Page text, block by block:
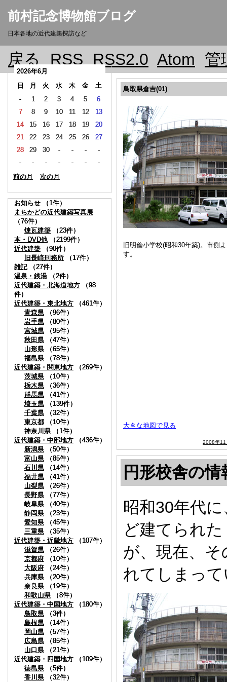
前村記念博物館ブログ
日本各地の近代建築探訪など
戻る RSS RSS2.0 Atom 管
2026年6月
日
月 火 水 木 金
土
-
1 2 3 4 5
6
7
8 9 10 11 12
13
14
15 16 17 18 19
20
21
22 23 24 25 26
27
28
29 30 - - -
-
-
- - - - -
-
前の月
次の月
お知らせ （1件）
まちかどの近代建築写真展
（76件）
煉瓦建築 （23件）
本・DVD他 （2199件）
近代建築 （90件）
旧長崎刑務所 （17件）
雑記 （27件）
温泉・銭湯 （2件）
近代建築・北海道地方 （98
件）
近代建築・東北地方 （461件）
青森県 （96件）
岩手県 （80件）
宮城県 （95件）
秋田県 （47件）
山形県 （65件）
福島県 （78件）
近代建築・関東地方 （269件）
茨城県 （10件）
栃木県 （36件）
群馬県 （41件）
埼玉県 （139件）
千葉県 （32件）
東京都 （10件）
神奈川県 （1件）
近代建築・中部地方 （436件）
新潟県 （50件）
富山県 （85件）
石川県 （14件）
福井県 （41件）
山梨県 （26件）
長野県 （77件）
岐阜県 （40件）
静岡県 （23件）
愛知県 （45件）
三重県 （35件）
近代建築・近畿地方 （107件）
滋賀県 （26件）
京都府 （10件）
大阪府 （24件）
兵庫県 （20件）
奈良県 （19件）
和歌山県 （8件）
近代建築・中国地方 （180件）
鳥取県 （3件）
島根県 （14件）
岡山県 （57件）
広島県 （85件）
山口県 （21件）
近代建築・四国地方 （109件）
徳島県 （5件）
香川県 （32件）
鳥取県倉吉(01)
旧明倫小学校(昭和30年築)。市側
す。
大きな地図で見る
2008年11
2026年6月
日
月 火 水 木 金
土
-
1 2 3 4 5
6
7
8 9 10 11 12
13
14
15 16 17 18 19
20
21
22 23 24 25 26
27
28
29 30 - - -
-
-
- - - - -
-
前の月
次の月
お知らせ （1件）
まちかどの近代建築写真展
（76件）
煉瓦建築 （23件）
本・DVD他 （2199件）
近代建築 （90件）
旧長崎刑務所 （17件）
雑記 （27件）
温泉・銭湯 （2件）
近代建築・北海道地方 （98
件）
近代建築・東北地方 （461件）
青森県 （96件）
岩手県 （80件）
宮城県 （95件）
秋田県 （47件）
山形県 （65件）
福島県 （78件）
近代建築・関東地方 （269件）
茨城県 （10件）
栃木県 （36件）
群馬県 （41件）
埼玉県 （139件）
千葉県 （32件）
東京都 （10件）
神奈川県 （1件）
近代建築・中部地方 （436件）
新潟県 （50件）
富山県 （85件）
石川県 （14件）
福井県 （41件）
山梨県 （26件）
長野県 （77件）
岐阜県 （40件）
静岡県 （23件）
愛知県 （45件）
三重県 （35件）
近代建築・近畿地方 （107件）
滋賀県 （26件）
京都府 （10件）
大阪府 （24件）
兵庫県 （20件）
奈良県 （19件）
和歌山県 （8件）
近代建築・中国地方 （180件）
鳥取県 （3件）
島根県 （14件）
岡山県 （57件）
広島県 （85件）
山口県 （21件）
近代建築・四国地方 （109件）
徳島県 （5件）
香川県 （32件）
円形校舎の
昭和30年代
ど建てられ
が、現在、
れてしまっ
2026年6月
日
月 火 水 木 金
土
-
1 2 3 4 5
6
7
8 9 10 11 12
13
14
15 16 17 18 19
20
21
22 23 24 25 26
27
28
29 30 - - -
-
-
- - - - -
-
前の月
次の月
お知らせ （1件）
まちかどの近代建築写真展
（76件）
煉瓦建築 （23件）
本・DVD他 （2199件）
近代建築 （90件）
旧長崎刑務所 （17件）
雑記 （27件）
温泉・銭湯 （2件）
近代建築・北海道地方 （98
件）
近代建築・東北地方 （461件）
青森県 （96件）
岩手県 （80件）
宮城県 （95件）
秋田県 （47件）
山形県 （65件）
福島県 （78件）
近代建築・関東地方 （269件）
茨城県 （10件）
栃木県 （36件）
群馬県 （41件）
埼玉県 （139件）
千葉県 （32件）
東京都 （10件）
神奈川県 （1件）
近代建築・中部地方 （436件）
新潟県 （50件）
富山県 （85件）
石川県 （14件）
福井県 （41件）
山梨県 （26件）
長野県 （77件）
岐阜県 （40件）
静岡県 （23件）
愛知県 （45件）
三重県 （35件）
近代建築・近畿地方 （107件）
滋賀県 （26件）
京都府 （10件）
大阪府 （24件）
兵庫県 （20件）
奈良県 （19件）
和歌山県 （8件）
近代建築・中国地方 （180件）
鳥取県 （3件）
島根県 （14件）
岡山県 （57件）
広島県 （85件）
山口県 （21件）
近代建築・四国地方 （109件）
徳島県 （5件）
香川県 （32件）